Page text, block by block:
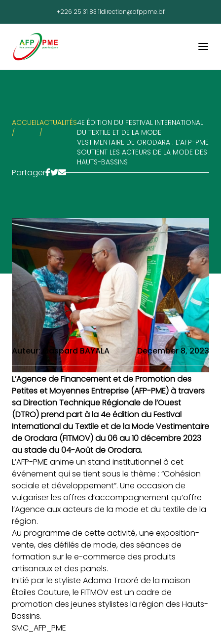
+226 25 31 83 11direction@afppme.bf
ACCUEIL
/
ACTUALITÉS
/
4E ÉDITION DU FESTIVAL INTERNATIONAL
DU TEXTILE ET DE LA MODE
VESTIMENTAIRE DE ORODARA : L’AFP-PME
SOUTIENT LES ACTEURS DE LA MODE DES
HAUTS-BASSINS
Partager
Auteur: Gaspard BAYALA December 8, 2023
L’Agence de Financement et de Promotion des
Petites et Moyennes Entreprise (AFP-PME) à travers
sa Direction Technique Régionale de l’Ouest
(DTRO) prend part à la 4e édition du Festival
International du Textile et de la Mode Vestimentaire
de Orodara (FITMOV) du 06 au 10 décembre 2023
au stade du 04-Août de Orodara.
L’AFP-PME anime un stand institutionnel à cet
événement qui se tient sous le thème : “Cohésion
sociale et développement”. Une occasion de
vulgariser les offres d’accompagnement qu’offre
l’Agence aux acteurs de la mode et du textile de la
région.
Au programme de cette activité, une exposition-
vente, des défilés de mode, des séances de
formation sur le e-commerce des produits
artisanaux et des panels.
Initié par le styliste Adama Traoré de la maison
Étoiles Couture, le FITMOV est un cadre de
promotion des jeunes stylistes la région des Hauts-
Bassins.
SMC_AFP_PME